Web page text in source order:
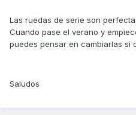
Las ruedas de serie son
Cuando pase el verano y
puedes pensar en cambiarlas si
Saludos